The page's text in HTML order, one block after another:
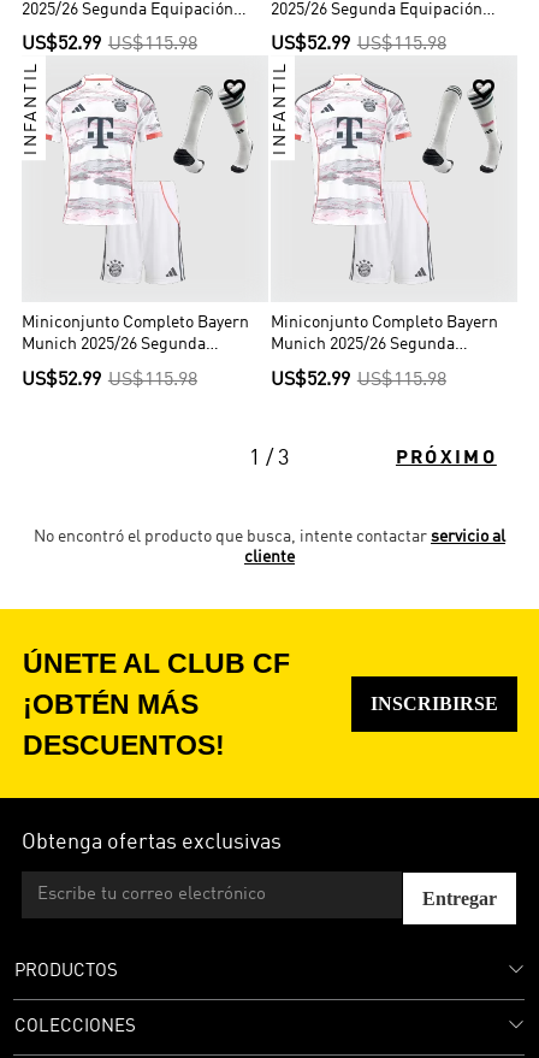
2025/26 Segunda Equipación
Niño
US$52.99 US$115.98
2025/26 Segunda Equipación
Niño
US$52.99 US$115.98

INFANTIL
Miniconjunto Completo Bayern
Munich 2025/26 Segunda
Equipación Niño
US$52.99 US$115.98

INFANTIL
Miniconjunto Completo Bayern
Munich 2025/26 Segunda
Equipación Niño
US$52.99 US$115.98
1 / 3 PRÓXIMO
No encontró el producto que busca, intente contactar servicio al
cliente
ÚNETE AL CLUB CF
¡OBTÉN MÁS
DESCUENTOS!
INSCRIBIRSE
Obtenga ofertas exclusivas
Entregar
PRODUCTOS
COLECCIONES